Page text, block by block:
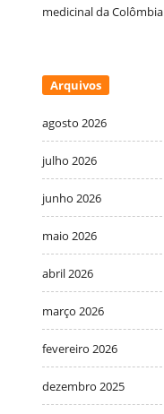
medicinal da Colômbia
Arquivos
agosto 2026
julho 2026
junho 2026
maio 2026
abril 2026
março 2026
fevereiro 2026
dezembro 2025